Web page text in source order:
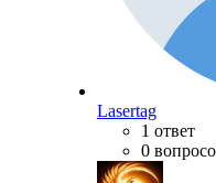
Lasertag
1 ответ
0